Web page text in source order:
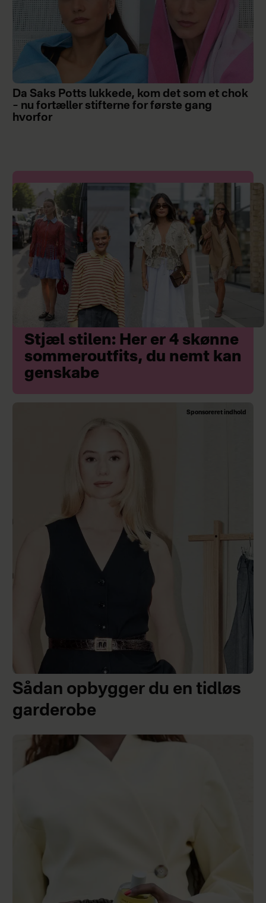
Da Saks Potts lukkede, kom det som et chok
– nu fortæller stifterne for første gang
hvorfor
Stjæl stilen: Her er 4 skønne
sommeroutfits, du nemt kan
genskabe
Sponsoreret indhold
Sådan opbygger du en tidløs
garderobe